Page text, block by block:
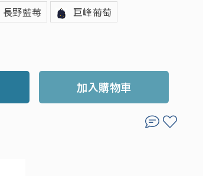
長野藍莓 巨峰葡萄
加入購物車